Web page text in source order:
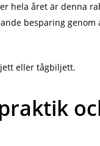
hela året är denna
besparing
eller tågbiljett.